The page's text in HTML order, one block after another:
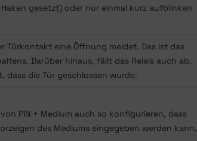
gesetzt) oder nur einmal kurz aufblinken
Türkontakt eine Öffnung meldet. Das ist das
Darüber hinaus, fällt das Relais auch ab,
dass die Tür geschlossen wurde.
PIN + Medium auch so konfigurieren, dass
des Mediums eingegeben werden kann.